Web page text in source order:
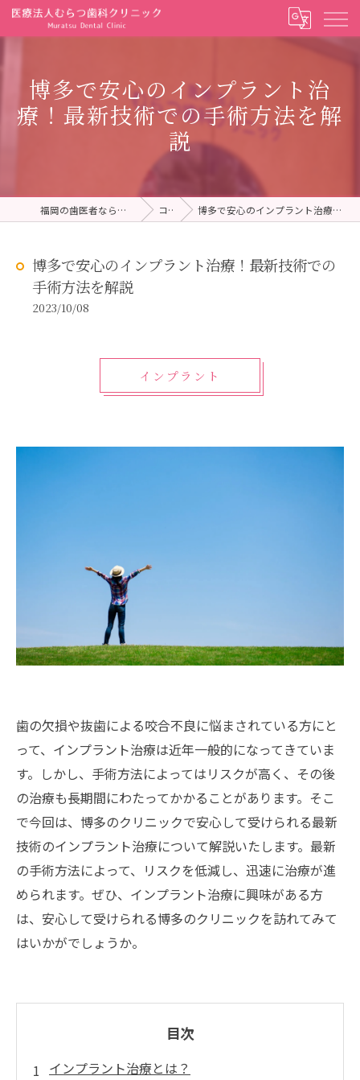
博多で安心のインプラント治
療！最新技術での手術方法を解
説
福岡の歯医者ならむらつ歯科クリニック コラム 博多で安心のインプラント治療！最新技術での手術方法を解説
博多で安心のインプラント治療！最新技術での
手術方法を解説
2023/10/08
インプラント
歯の欠損や抜歯による咬合不良に悩まされている方にと
って、インプラント治療は近年一般的になってきていま
す。しかし、手術方法によってはリスクが高く、その後
の治療も長期間にわたってかかることがあります。そこ
で今回は、博多のクリニックで安心して受けられる最新
技術のインプラント治療について解説いたします。最新
の手術方法によって、リスクを低減し、迅速に治療が進
められます。ぜひ、インプラント治療に興味がある方
は、安心して受けられる博多のクリニックを訪れてみて
はいかがでしょうか。
目次
インプラント治療とは？